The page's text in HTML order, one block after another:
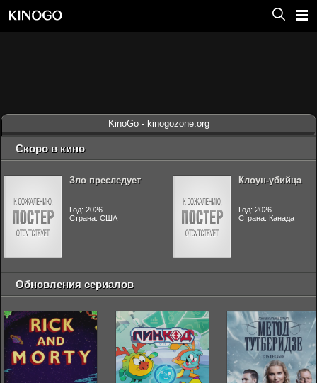
KinoGo - kinogozone.org
Скоро в кино
Зло преследует
Год: 2026
Страна: США
Клоун-убийца
Год: 2026
Страна: Канада
Обновления сериалов